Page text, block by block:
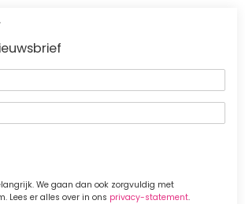
We gaan dan ook zorgvuldig met
Lees er alles over in ons privacy-statement.